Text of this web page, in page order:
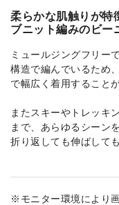
柔らかな肌触りが特
ブニット編みのビー
ミュールジングフリー
構造で編んでいるため
で幅広く着用すること
またスキーやトレッキ
まで、あらゆるシーン
折り返しても伸ばして
※モニター環境により